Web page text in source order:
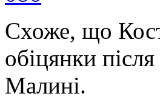
Схоже, що
обіцянки
Малині.